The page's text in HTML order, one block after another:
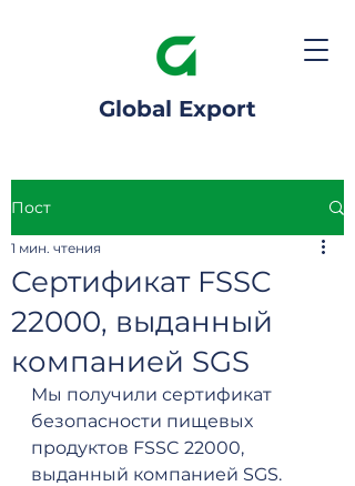
Global Export
Пост
Сертификат FSSC
22000, выданный
компанией SGS
1 мин. чтения
Мы получили сертификат
безопасности пищевых
продуктов FSSC 22000,
выданный компанией SGS.